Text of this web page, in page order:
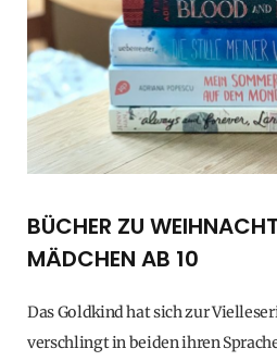
BÜCHER ZU
MÄDCHEN AB 10
Das Goldkind hat sich zur
verschlingt in beiden ihren